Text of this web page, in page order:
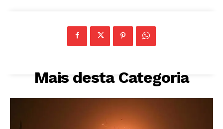
Mais desta Categoria